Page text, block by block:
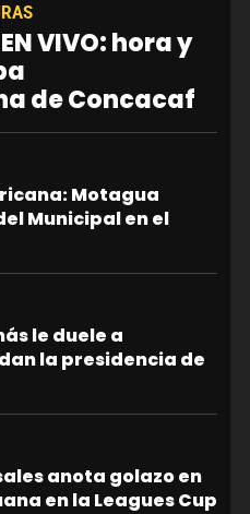
VIVO: hora y
de Concacaf
Motagua
Municipal en el
le duele a
la presidencia de
anota golazo en
en la Leagues Cup